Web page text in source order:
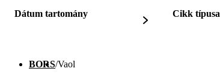
Dátum tartomány Cikk típusa
BORS/Vaol